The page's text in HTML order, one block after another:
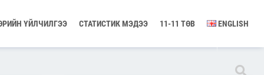
ҮЙЛЧИЛГЭЭ СТАТИСТИК МЭДЭЭ 11-11 ТӨВ ENGLISH